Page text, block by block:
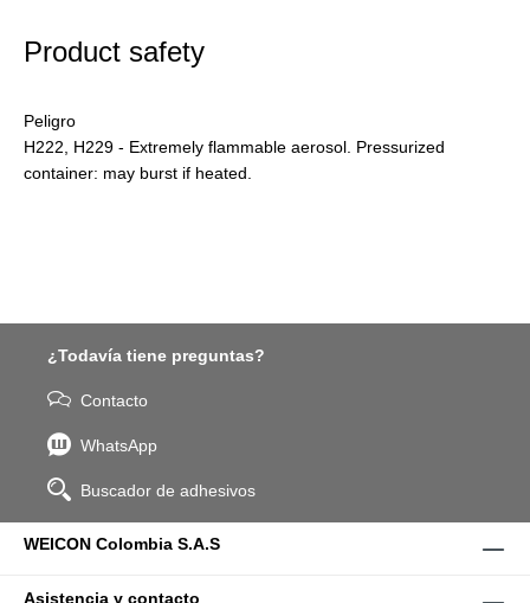
Product safety
Peligro
H222, H229 - Extremely flammable aerosol. Pressurized
container: may burst if heated.
¿Todavía tiene preguntas?
Contacto
WhatsApp
Buscador de adhesivos
WEICON Colombia S.A.S
Asistencia y contacto